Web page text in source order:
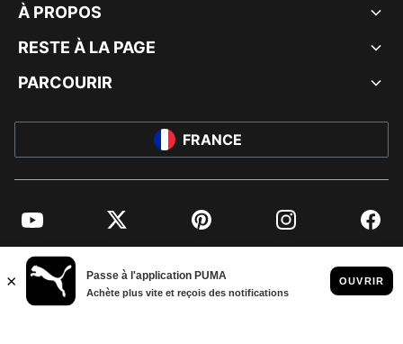
À PROPOS
RESTE À LA PAGE
PARCOURIR
FRANCE
YouTube Twitter Pinterest Instagram
© PUMA EUROPE GMBH, 2026. TOUS DROITS RÉSERVÉS
MENTIONS ET DONNÉES LÉGALES